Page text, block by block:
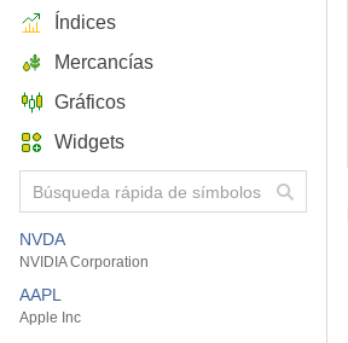
Índices
Mercancías
Gráficos
Widgets
NVDA
NVIDIA Corporation
AAPL
Apple Inc